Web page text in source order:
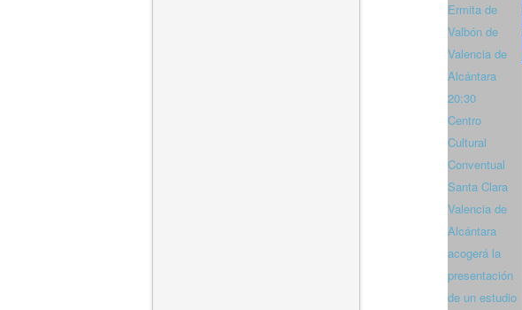
Ermita de
Valbón de
Valencia de
Alcántara
20:30
Centro
Cultural
Conventual
Santa Clara
Valencia de
Alcántara
acogerá la
presentación
de un estudio